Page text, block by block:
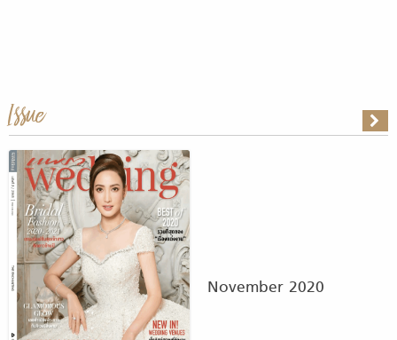
Issue
November 2020